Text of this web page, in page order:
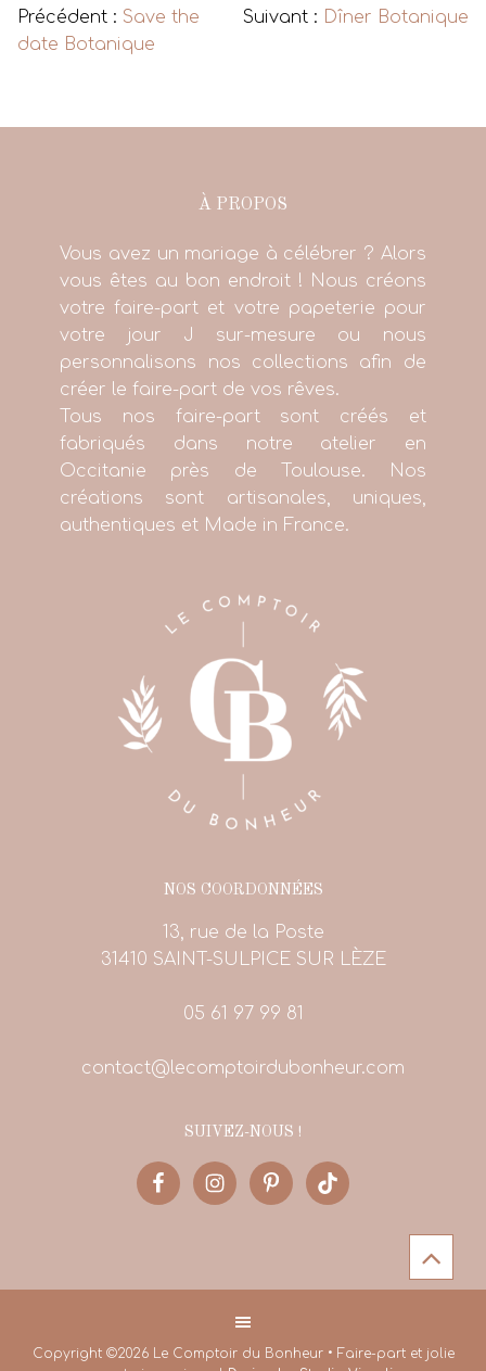
Précédent : Save the
date Botanique
Suivant : Dîner Botanique
À PROPOS
Vous avez un mariage à célébrer ? Alors
vous êtes au bon endroit ! Nous créons
votre faire-part et votre papeterie pour
votre jour J sur-mesure ou nous
personnalisons nos collections afin de
créer le faire-part de vos rêves.
Tous nos faire-part sont créés et
fabriqués dans notre atelier en
Occitanie près de Toulouse. Nos
créations sont artisanales, uniques,
authentiques et Made in France.
NOS COORDONNÉES
13, rue de la Poste
31410 SAINT-SULPICE SUR LÈZE
05 61 97 99 81
contact@lecomptoirdubonheur.com
SUIVEZ-NOUS !
Copyright ©2026 Le Comptoir du Bonheur • Faire-part et jolie